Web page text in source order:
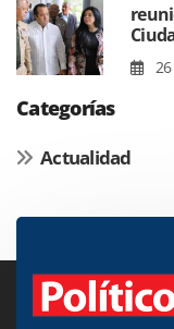
Categorías
Actualidad